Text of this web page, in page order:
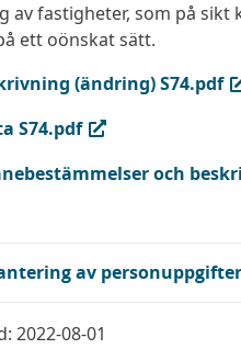
av fastigheter, som på
ett oönskat sätt.
(ändring) S74.pdf
i ny flik)
S74.pdf
i ny flik)
och
i ny flik)
av personuppgifter
2022-08-01